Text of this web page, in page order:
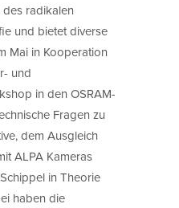
radikalen
und bietet diverse
Mai in Kooperation
und
in den OSRAM-
Fragen zu
dem Ausgleich
ALPA Kameras
in Theorie
haben die